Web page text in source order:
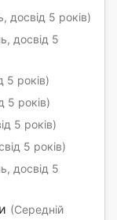
досвід 5 років)
досвід 5
5 років)
5 років)
5 років)
5 років)
досвід 5
(Середній